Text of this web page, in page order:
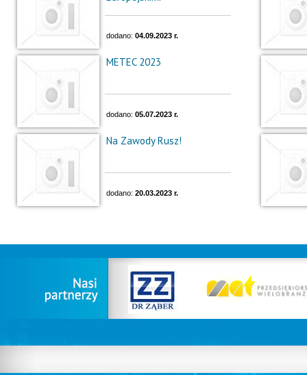
dodano: 04.09.2023 r.
METEC 2023
dodano: 05.07.2023 r.
Na Zawody Rusz!
dodano: 20.03.2023 r.